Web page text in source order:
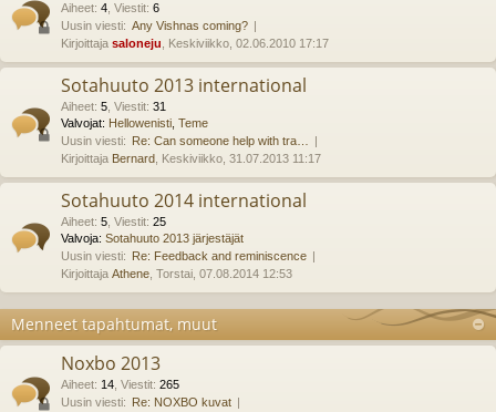
Aiheet: 4 Viestit: 6
Uusin viesti: Any Vishnas coming?
Kirjoittaja saloneju , Keskiviikko, 02.06.2010 17:17
Sotahuuto 2013 international
Aiheet: 5 Viestit: 31
Valvojat: Hellowenisti Teme
Uusin viesti: Re: Can someone help with tra…
Kirjoittaja Bernard , Keskiviikko, 31.07.2013 11:17
Sotahuuto 2014 international
Aiheet: 5 Viestit: 25
Valvoja: Sotahuuto 2013 järjestäjät
Uusin viesti: Re: Feedback and reminiscence
Kirjoittaja Athene , Torstai, 07.08.2014 12:53
Menneet tapahtumat, muut
Noxbo 2013
Aiheet: 14 Viestit: 265
Uusin viesti: Re: NOXBO kuvat